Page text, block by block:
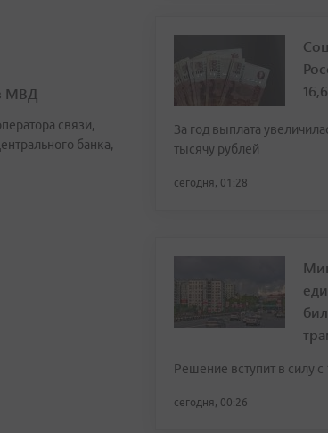
МВД
связи,
банка,
За год выплата
тысячу рублей
сегодня, 01:28
Решение вступит в силу с
сегодня, 00:26